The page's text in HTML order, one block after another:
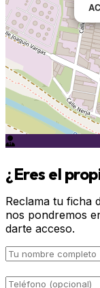
¿Eres el
Reclama tu ficha
nos pondremos
darte acceso.